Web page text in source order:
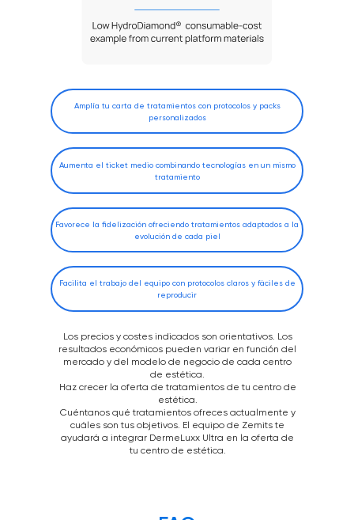
Los precios y costes indicados son orientativos. Los
resultados económicos pueden variar en función del
mercado y del modelo de negocio de cada centro
de estética.
Haz crecer la oferta de tratamientos de tu centro de
estética.
Cuéntanos qué tratamientos ofreces actualmente y
cuáles son tus objetivos. El equipo de Zemits te
ayudará a integrar DermeLuxx Ultra en la oferta de
tu centro de estética.
Amplía tu carta de tratamientos con protocolos y packs
personalizados
Aumenta el ticket medio combinando tecnologías en un mismo
tratamiento
Facilita el trabajo del equipo con protocolos claros y fáciles de
reproducir
Favorece la fidelización ofreciendo tratamientos adaptados a la
evolución de cada piel